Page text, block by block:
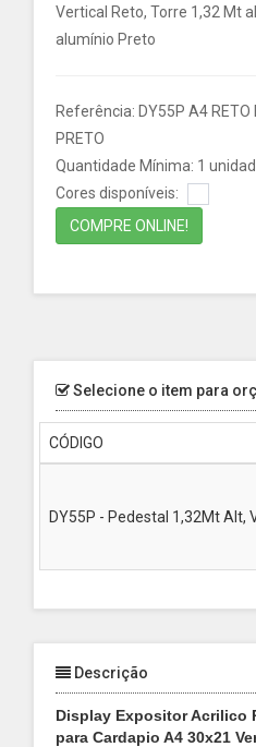
Vertical Reto, Torre 1,32 Mt
alumínio Preto
Referência: DY55P A4 RETO
PRETO
Quantidade Mínima: 1
Cores disponíveis:
COMPRE ONLINE!
Selecione o item para
CÓDIGO
DY55P - Pedestal 1,32Mt
Descrição
Display Expositor Acrilico
para Cardapio A4 30x21